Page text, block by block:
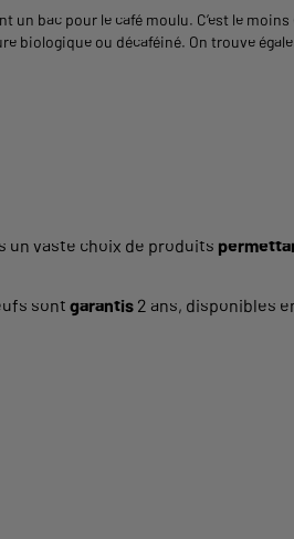
bac pour le café moulu. C’est le moins
biologique ou décaféiné. On trouve
un vaste choix de produits
sont garantis 2 ans, disponibles